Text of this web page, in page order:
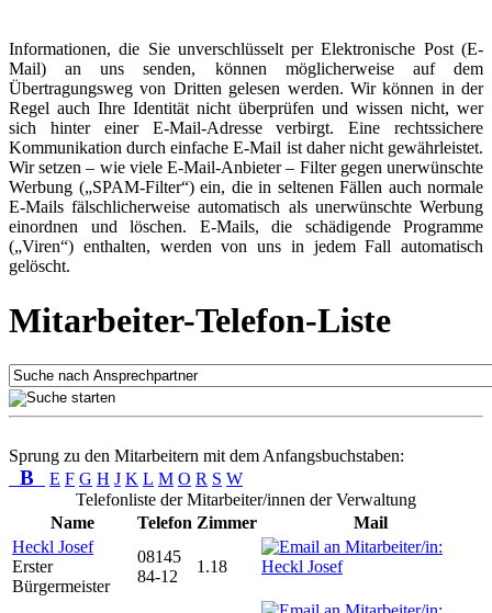
Informationen, die Sie unverschlüsselt per Elektronische Post (E-
Mail) an uns senden, können möglicherweise auf dem
Übertragungsweg von Dritten gelesen werden. Wir können in der
Regel auch Ihre Identität nicht überprüfen und wissen nicht, wer
sich hinter einer E-Mail-Adresse verbirgt. Eine rechtssichere
Kommunikation durch einfache E-Mail ist daher nicht gewährleistet.
Wir setzen – wie viele E-Mail-Anbieter – Filter gegen unerwünschte
Werbung („SPAM-Filter“) ein, die in seltenen Fällen auch normale
E-Mails fälschlicherweise automatisch als unerwünschte Werbung
einordnen und löschen. E-Mails, die schädigende Programme
(„Viren“) enthalten, werden von uns in jedem Fall automatisch
gelöscht.
Mitarbeiter-Telefon-Liste
Sprung zu den Mitarbeitern mit dem Anfangsbuchstaben:
B E F G H J K L M O R S W
Telefonliste der Mitarbeiter/innen der Verwaltung
Name
Telefon Zimmer
Mail
Heckl Josef
Erster
Bürgermeister
08145
84-12
1.18